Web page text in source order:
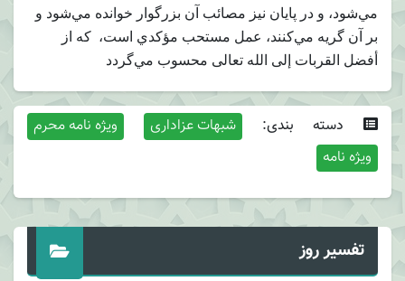
مي‌شود، و در پايان نيز مصائب آن بزرگوار خوانده مي‌شود و
بر آن گريه مي‌كنند، عمل مستحب مؤكدي است، كه از
أفضل القربات إلى الله تعالى محسوب مي‌گردد
دسته بندی: شبهات عزاداری
ویژه نامه محرم
ویژه نامه
تفسیر روز